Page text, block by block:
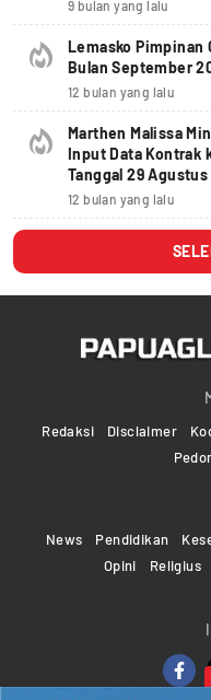
9 bulan yang lalu
Lemasko Pimpinan
Bulan September
12 bulan yang lalu
Marthen Malissa
Input Data Kontrak
Tanggal 29
12 bulan yang lalu
Redaksi Disclaimer
News Pendidikan
Opini
Religius